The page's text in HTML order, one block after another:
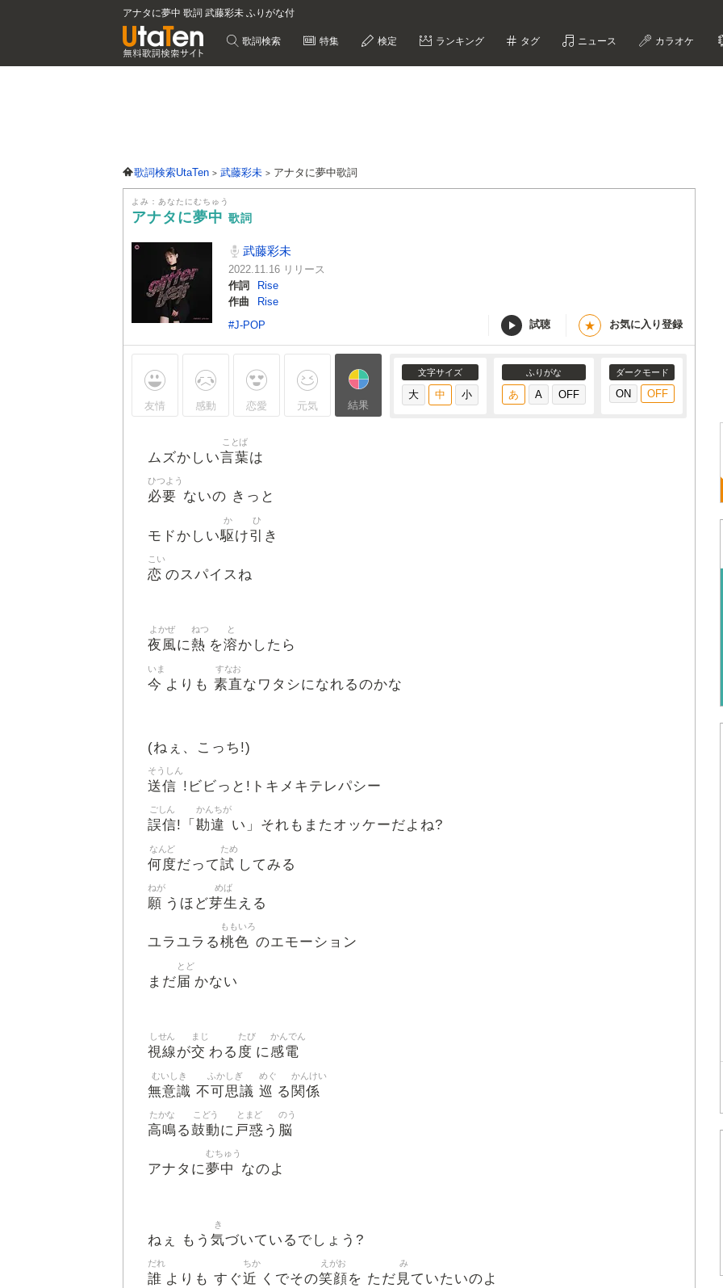
アナタに夢中 歌詞 武藤彩未 ふりがな付
歌詞検索 特集 検定 ランキング タグ ニュース カラオケ
歌詞検索UtaTen 武藤彩未 アナタに夢中歌詞
よみ：あなたにむちゅう
アナタに夢中 歌詞
武藤彩未
2022.11.16 リリース
作詞
Rise
作曲
Rise
#J-POP
試聴 ★ お気に入り登録
友情 感動 恋愛 元気 結果
文字サイズ ふりがな ダークモード
ムズかしい言葉
ことば
は
必要
ひつよう
ないの きっと
モドかしい駆
か
け引
ひ
き
恋
こい
のスパイスね
夜風
よかぜ
に熱
ねつ
を溶
と
かしたら
今
いま
よりも 素直
すなお
なワタシになれるのかな
(ねぇ、こっち!)
送信
そうしん
!ビビっと!トキメキテレパシー
誤信
ごしん
!「 勘違
かんちが
い」それもまたオッケーだよね?
何度
なんど
だって試
ため
してみる
願
ねが
うほど芽生
めば
える
ユラユラる桃色
ももいろ
のエモーション
まだ届
とど
かない
視線
しせん
が交
まじ
わる 度
たび
に感電
かんでん
無意識
むいしき
不可思議
ふかしぎ
巡
めぐ
る 関係
かんけい
高鳴
たかな
る鼓動
こどう
に 戸惑
とまど
う 脳
のう
アナタに夢中
むちゅう
なのよ
ねぇ もう 気
き
づいているでしょう?
誰
だれ
よりも すぐ近
ちか
くでその笑顔
えがお
を ただ 見
み
ていたいのよ